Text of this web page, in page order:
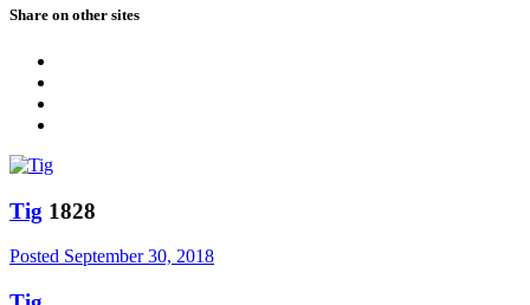
Share on other sites
Tig 1828
Posted September 30, 2018